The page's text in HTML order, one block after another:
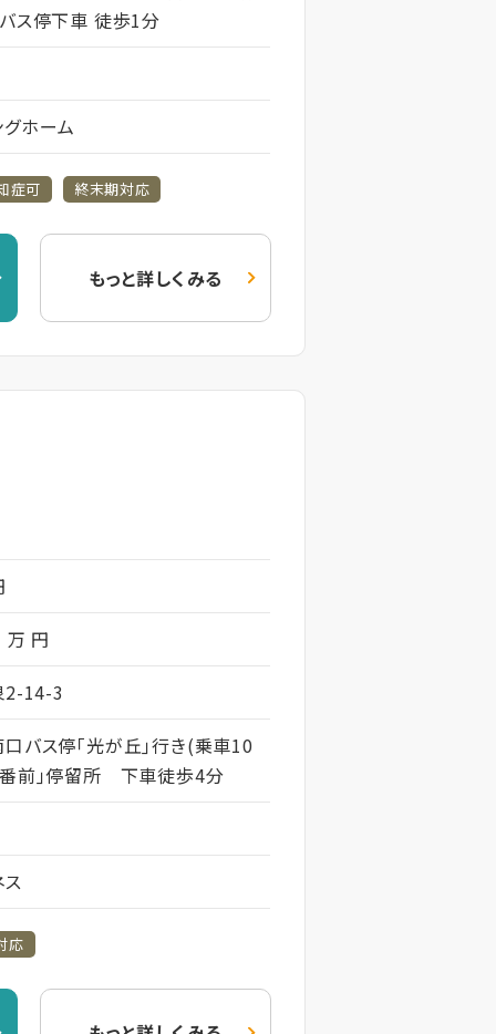
ス停下車 徒歩1分
ホーム
症可 終末期対応
もっと詳しくみる
円
2-14-3
バス停｢光が丘｣行き(乗車10
前｣停留所 下車徒歩4分
応